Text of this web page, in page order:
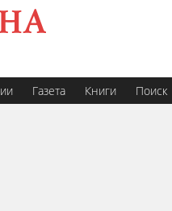
Газета Книги Поиск